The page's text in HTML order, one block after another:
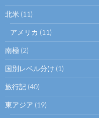
北米 (11)
アメリカ (11)
南極 (2)
国別レベル分け (1)
旅行記 (40)
東アジア (19)